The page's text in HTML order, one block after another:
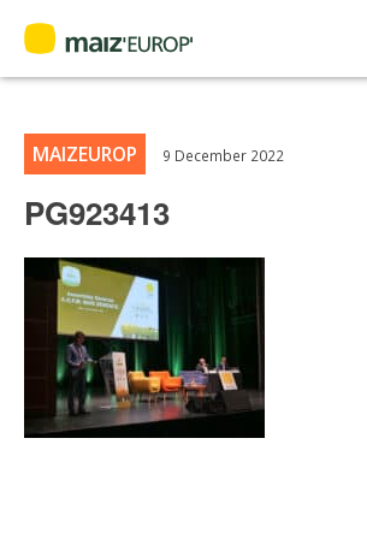
for:
CEPM
FNPSMS
NEWS
Home>Maiz'Europ'>PG923413
MAIZEUROP 9 December 2022
PG923413